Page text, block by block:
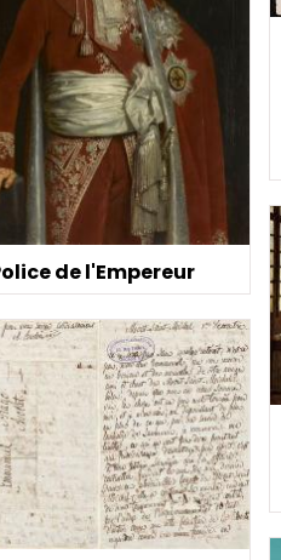
de l'Empereur